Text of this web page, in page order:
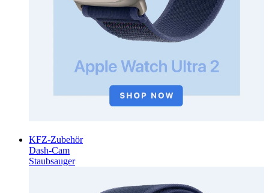
KFZ-Zubehör
Dash-Cam
Staubsauger